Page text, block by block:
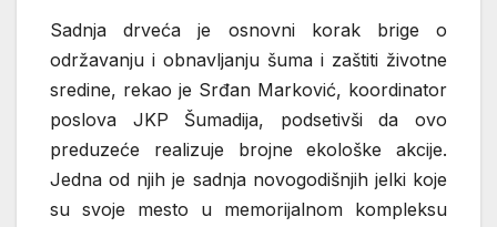
Sadnja drveća je osnovni korak brige o
održavanju i obnavljanju šuma i zaštiti životne
sredine, rekao je Srđan Marković, koordinator
poslova JKP Šumadija, podsetivši da ovo
preduzeće realizuje brojne ekološke akcije.
Jedna od njih je sadnja novogodišnjih jelki koje
su svoje mesto u memorijalnom kompleksu